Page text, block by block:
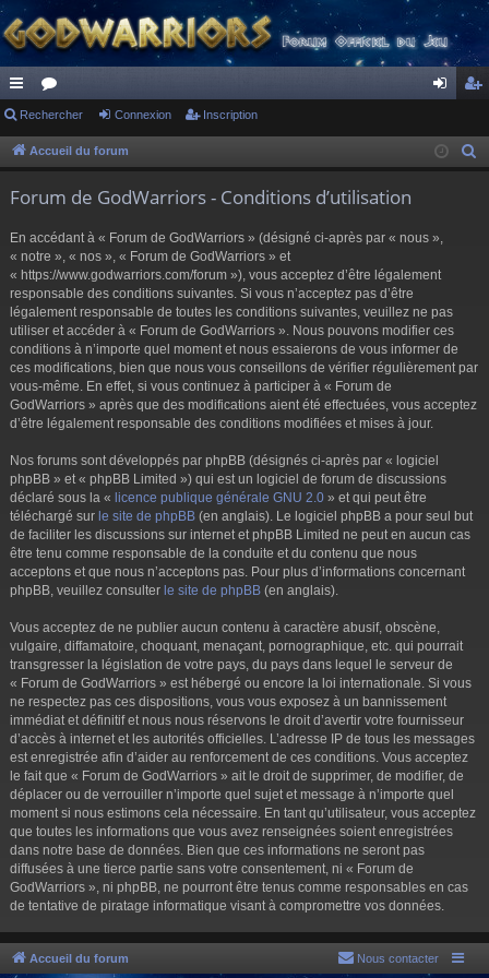
ac
co
s
or
u ne cri
Rechercher Connexion Inscription
Accueil du forum
Forum de GodWarriors - Conditions d’utilisation
En accédant à « Forum de GodWarriors » (désigné ci-après par « nous »,
« notre », « nos », « Forum de GodWarriors » et
« https://www.godwarriors.com/forum »), vous acceptez d’être légalement
responsable des conditions suivantes. Si vous n’acceptez pas d’être
légalement responsable de toutes les conditions suivantes, veuillez ne pas
utiliser et accéder à « Forum de GodWarriors ». Nous pouvons modifier ces
conditions à n’importe quel moment et nous essaierons de vous informer de
ces modifications, bien que nous vous conseillons de vérifier régulièrement par
vous-même. En effet, si vous continuez à participer à « Forum de
GodWarriors » après que des modifications aient été effectuées, vous acceptez
d’être légalement responsable des conditions modifiées et mises à jour.
Nos forums sont développés par phpBB (désignés ci-après par « logiciel
phpBB » et « phpBB Limited ») qui est un logiciel de forum de discussions
déclaré sous la « licence publique générale GNU 2.0 » et qui peut être
téléchargé sur le site de phpBB (en anglais). Le logiciel phpBB a pour seul but
de faciliter les discussions sur internet et phpBB Limited ne peut en aucun cas
être tenu comme responsable de la conduite et du contenu que nous
acceptons et que nous n’acceptons pas. Pour plus d’informations concernant
phpBB, veuillez consulter le site de phpBB (en anglais).
Vous acceptez de ne publier aucun contenu à caractère abusif, obscène,
vulgaire, diffamatoire, choquant, menaçant, pornographique, etc. qui pourrait
transgresser la législation de votre pays, du pays dans lequel le serveur de
« Forum de GodWarriors » est hébergé ou encore la loi internationale. Si vous
ne respectez pas ces dispositions, vous vous exposez à un bannissement
immédiat et définitif et nous nous réservons le droit d’avertir votre fournisseur
d’accès à internet et les autorités officielles. L’adresse IP de tous les messages
est enregistrée afin d’aider au renforcement de ces conditions. Vous acceptez
le fait que « Forum de GodWarriors » ait le droit de supprimer, de modifier, de
déplacer ou de verrouiller n’importe quel sujet et message à n’importe quel
moment si nous estimons cela nécessaire. En tant qu’utilisateur, vous acceptez
que toutes les informations que vous avez renseignées soient enregistrées
dans notre base de données. Bien que ces informations ne seront pas
diffusées à une tierce partie sans votre consentement, ni « Forum de
GodWarriors », ni phpBB, ne pourront être tenus comme responsables en cas
de tentative de piratage informatique visant à compromettre vos données.
Accueil du forum Nous contacter